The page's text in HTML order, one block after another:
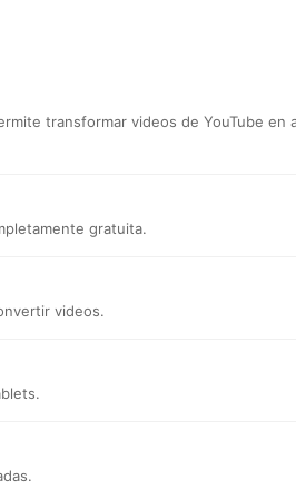
transformar videos de YouTube en
gratuita.
videos.